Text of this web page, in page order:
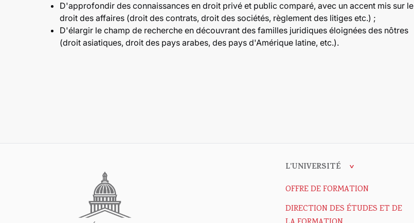
D'approfondir des connaissances en droit privé et public comparé, avec un accent mis sur le
droit des affaires (droit des contrats, droit des sociétés, règlement des litiges etc.) ;
D'élargir le champ de recherche en découvrant des familles juridiques éloignées des nôtres
(droit asiatiques, droit des pays arabes, des pays d'Amérique latine, etc.).
L'UNIVERSITÉ
OFFRE DE FORMATION
DIRECTION DES ÉTUDES ET DE